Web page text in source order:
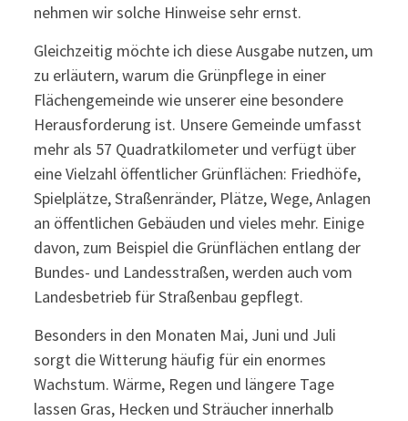
nehmen wir solche Hinweise sehr ernst.
Gleichzeitig möchte ich diese Ausgabe nutzen, um
zu erläutern, warum die Grünpflege in einer
Flächengemeinde wie unserer eine besondere
Herausforderung ist. Unsere Gemeinde umfasst
mehr als 57 Quadratkilometer und verfügt über
eine Vielzahl öffentlicher Grünflächen: Friedhöfe,
Spielplätze, Straßenränder, Plätze, Wege, Anlagen
an öffentlichen Gebäuden und vieles mehr. Einige
davon, zum Beispiel die Grünflächen entlang der
Bundes- und Landesstraßen, werden auch vom
Landesbetrieb für Straßenbau gepflegt.
Besonders in den Monaten Mai, Juni und Juli
sorgt die Witterung häufig für ein enormes
Wachstum. Wärme, Regen und längere Tage
lassen Gras, Hecken und Sträucher innerhalb